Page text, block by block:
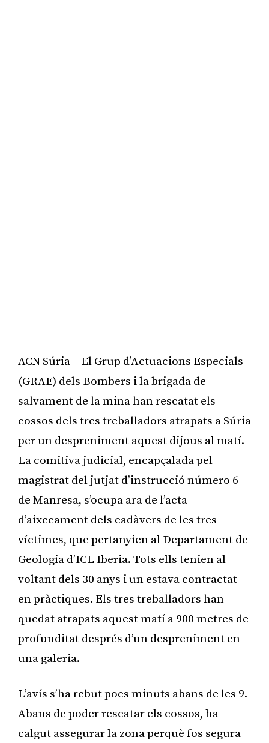
ACN Súria – El Grup d’Actuacions Especials
(GRAE) dels Bombers i la brigada de
salvament de la mina han rescatat els
cossos dels tres treballadors atrapats a Súria
per un despreniment aquest dijous al matí.
La comitiva judicial, encapçalada pel
magistrat del jutjat d’instrucció número 6
de Manresa, s’ocupa ara de l’acta
d’aixecament dels cadàvers de les tres
víctimes, que pertanyien al Departament de
Geologia d’ICL Iberia. Tots ells tenien al
voltant dels 30 anys i un estava contractat
en pràctiques. Els tres treballadors han
quedat atrapats aquest matí a 900 metres de
profunditat després d’un despreniment en
una galeria.
L’avís s’ha rebut pocs minuts abans de les 9.
Abans de poder rescatar els cossos, ha
calgut assegurar la zona perquè fos segura